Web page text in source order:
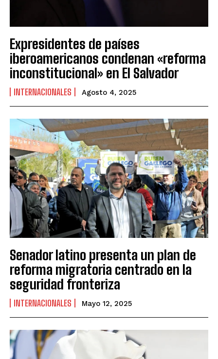
Expresidentes de países
iberoamericanos condenan «reforma
inconstitucional» en El Salvador
INTERNACIONALES Agosto 4, 2025
Senador latino presenta un plan de
reforma migratoria centrado en la
seguridad fronteriza
INTERNACIONALES Mayo 12, 2025